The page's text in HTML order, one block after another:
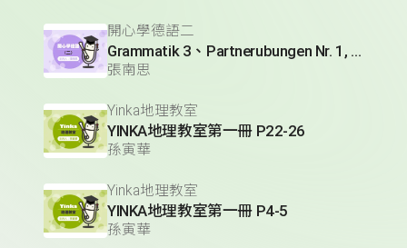
開心學德語二
Grammatik 3、Partnerubungen Nr. 1, 3、Dialog 2(1)
張南思
Yinka地理教室
YINKA地理教室第一冊 P22-26
孫寅華
Yinka地理教室
YINKA地理教室第一冊 P4-5
孫寅華